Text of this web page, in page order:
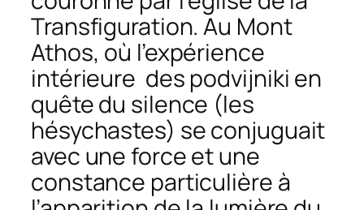
Transfiguration. Au Mont
Athos, où l’expérience
intérieure des podvijniki en
quête du silence (les
hésychastes) se conjuguait
avec une force et une
constance particulière à